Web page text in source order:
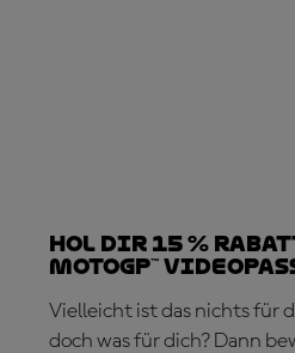
Hol dir 15 %
MotoGP™
Vielleicht ist das nichts für
doch was für dich? Dann